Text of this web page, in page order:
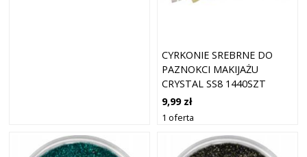
CYRKONIE SREBRNE DO
PAZNOKCI MAKIJAŻU
CRYSTAL SS8 1440SZT
9,99 zł
1 oferta